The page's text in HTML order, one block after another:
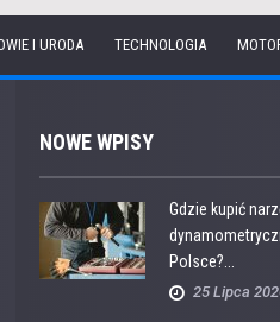
I URODA TECHNOLOGIA
NOWE WPISY
Gdzie kupić
Polsce?...
25 Lipca